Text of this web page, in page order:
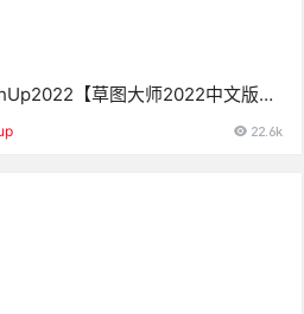
【草图大师2022中文版】
22.6k